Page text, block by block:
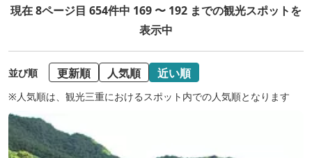
現在 8ページ目 654件中 169 〜 192 までの観光スポットを
表示中
並び順 更新順 人気順 近い順
※人気順は、観光三重におけるスポット内での人気順となります